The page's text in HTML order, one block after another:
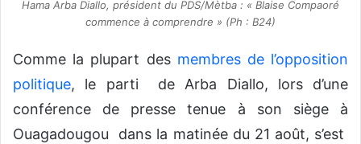
Hama Arba Diallo, président du PDS/Mètba : « Blaise Compaoré
commence à comprendre » (Ph : B24)
Comme la plupart des membres de l’opposition
politique, le parti de Arba Diallo, lors d’une
conférence de presse tenue à son siège à
Ouagadougou dans la matinée du 21 août, s’est